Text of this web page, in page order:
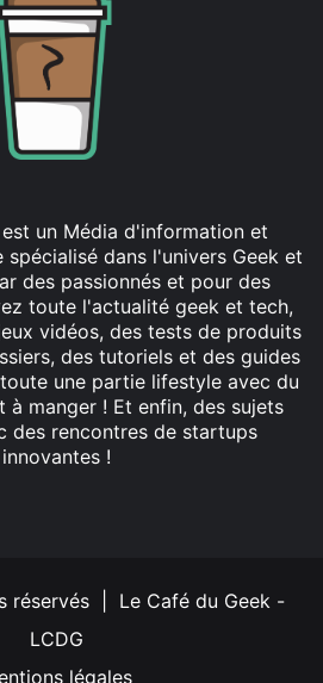
un Média d'information et
dans l'univers Geek et
des passionnés et pour des
toute l'actualité geek et tech,
vidéos, des tests de produits
des tutoriels et des guides
une partie lifestyle avec du
à manger ! Et enfin, des sujets
des rencontres de startups
innovantes !
réservés | Le Café du Geek -
LCDG
légales